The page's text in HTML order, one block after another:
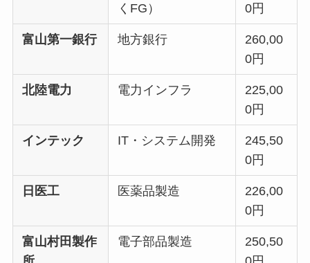
くFG）
0円
富山第一銀行 地方銀行
260,00
0円
北陸電力 電力インフラ
225,00
0円
インテック IT・システム開発
245,50
0円
日医工 医薬品製造
226,00
0円
富山村田製作
電子部品製造
250,50